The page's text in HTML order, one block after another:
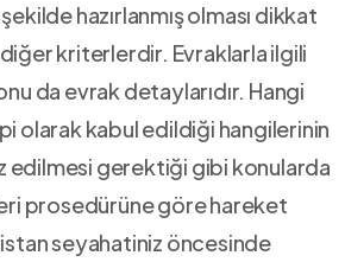
hazırlanmış olması dikkat
kriterlerdir. Evraklarla ilgili
da evrak detaylarıdır. Hangi
olarak kabul edildiği hangilerinin
edilmesi gerektiği gibi konularda
prosedürüne göre hareket
seyahatiniz öncesinde